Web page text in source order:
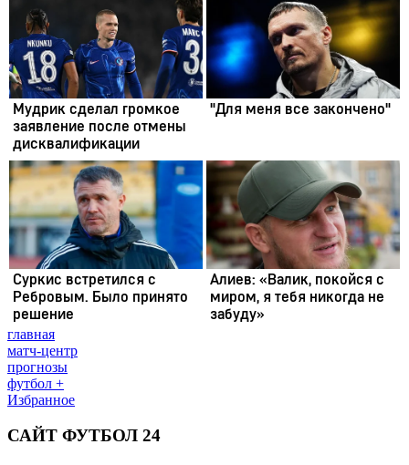
главная
матч-центр
прогнозы
футбол +
Избранное
САЙТ ФУТБОЛ 24